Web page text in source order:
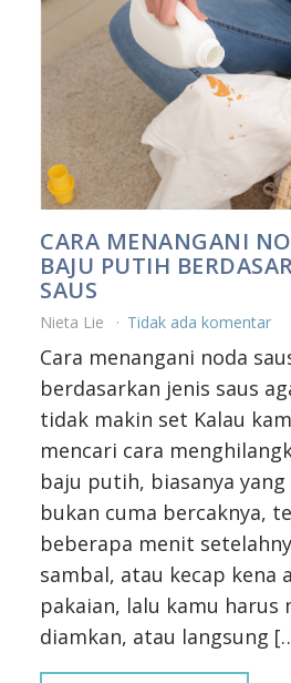
CARA MENANGANI
BAJU PUTIH
SAUS
Nieta Lie Tidak ada komentar
Cara menangani noda
berdasarkan jenis saus
tidak makin set Kalau
mencari cara
baju putih, biasanya
bukan cuma bercaknya,
beberapa menit
sambal, atau kecap kena
pakaian, lalu kamu harus
diamkan, atau langsung